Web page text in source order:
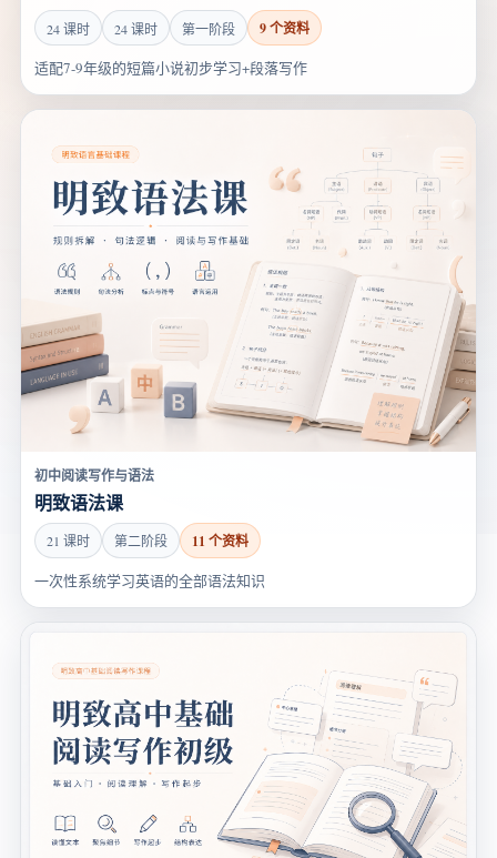
24 课时 24 课时 第一阶段 9 个资料
适配7-9年级的短篇小说初步学习+段落写作
初中阅读写作与语法
明致语法课
21 课时 第二阶段 11 个资料
一次性系统学习英语的全部语法知识